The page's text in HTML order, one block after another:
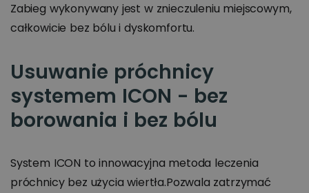
Zabieg wykonywany jest w znieczuleniu miejscowym,
całkowicie bez bólu i dyskomfortu.
Usuwanie próchnicy
systemem ICON - bez
borowania i bez bólu
System ICON to innowacyjna metoda leczenia
próchnicy bez użycia wiertła.Pozwala zatrzymać